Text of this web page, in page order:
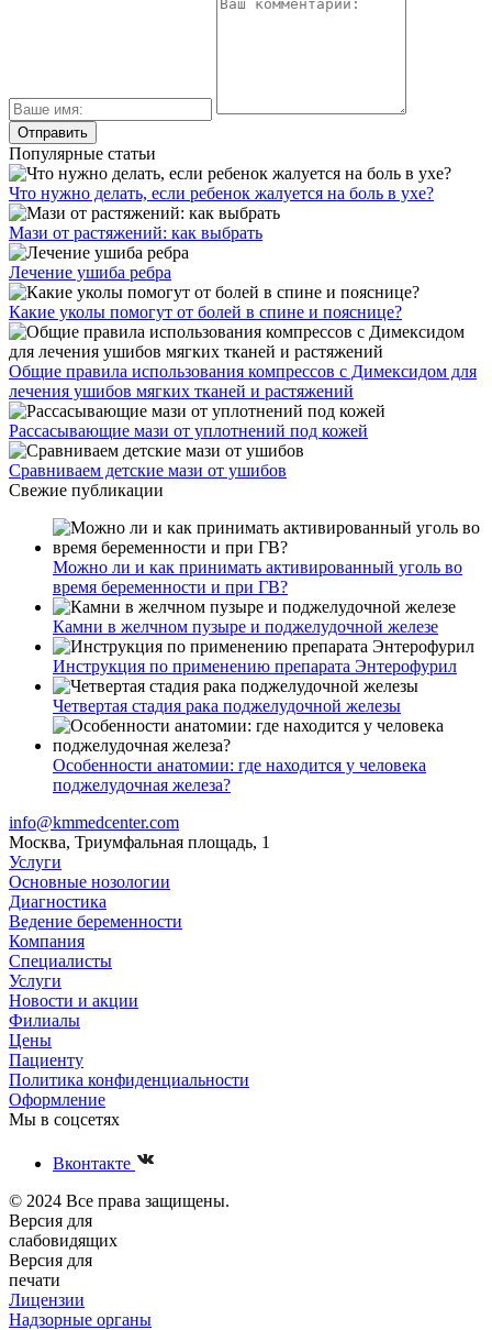
Популярные статьи
Что нужно делать, если ребенок жалуется на боль в ухе?
Мази от растяжений: как выбрать
Лечение ушиба ребра
Какие уколы помогут от болей в спине и пояснице?
Общие правила использования компрессов с Димексидом для
лечения ушибов мягких тканей и растяжений
Рассасывающие мази от уплотнений под кожей
Сравниваем детские мази от ушибов
Свежие публикации
Можно ли и как принимать активированный уголь во
время беременности и при ГВ?
Камни в желчном пузыре и поджелудочной железе
Инструкция по применению препарата Энтерофурил
Четвертая стадия рака поджелудочной железы
Особенности анатомии: где находится у человека
поджелудочная железа?
info@kmmedcenter.com
Москва, Триумфальная площадь, 1
Услуги
Основные нозологии
Диагностика
Ведение беременности
Компания
Специалисты
Услуги
Новости и акции
Филиалы
Цены
Пациенту
Политика конфиденциальности
Оформление
Мы в соцсетях
Вконтакте
© 2024 Все права защищены.
Версия для
слабовидящих
Версия для
печати
Лицензии
Надзорные органы